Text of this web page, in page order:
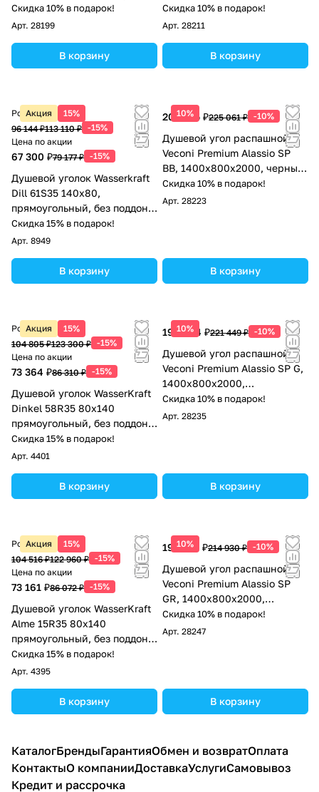
стекло прозрачное
осветленное
Скидка 10% в подарок!
Арт. 28199
В корзину
матовый, стекло прозрачное
осветленное
Скидка 10% в подарок!
Арт. 28211
В корзину
Акция 15%
Розничная цена
96 144 ₽113 110 ₽ -15%
Цена по акции
67 300 ₽79 177 ₽ -15%
Душевой уголок Wasserkraft
Dill 61S35 140х80,
прямоугольный, без поддона,
прозрачное стекло, черный
Скидка 15% в подарок!
Арт. 8949
В корзину
10%
202 555 ₽225 061 ₽ -10%
Душевой угол распашной
Veconi Premium Alassio SP
BB, 1400х800x2000, черный
матовый, стекло черное
Скидка 10% в подарок!
Арт. 28223
В корзину
Акция 15%
Розничная цена
104 805 ₽123 300 ₽ -15%
Цена по акции
73 364 ₽86 310 ₽ -15%
Душевой уголок WasserKraft
Dinkel 58R35 80х140
прямоугольный, без поддона,
прозрачное стекло, хром
Скидка 15% в подарок!
Арт. 4401
В корзину
10%
199 304 ₽221 449 ₽ -10%
Душевой угол распашной
Veconi Premium Alassio SP G,
1400х800x2000,
брашированное золото,
стекло прозрачное
Скидка 10% в подарок!
Арт. 28235
В корзину
Акция 15%
Розничная цена
104 516 ₽122 960 ₽ -15%
Цена по акции
73 161 ₽86 072 ₽ -15%
Душевой уголок WasserKraft
Alme 15R35 80х140
прямоугольный, без поддона,
прозрачное стекло, хром
Скидка 15% в подарок!
Арт. 4395
В корзину
10%
193 437 ₽214 930 ₽ -10%
Душевой угол распашной
Veconi Premium Alassio SP
GR, 1400х800x2000,
брашированный графит,
стекло прозрачное
Скидка 10% в подарок!
Арт. 28247
В корзину
КаталогБрендыГарантияОбмен и возвратОплата
КонтактыО компанииДоставкаУслугиСамовывоз
Кредит и рассрочка